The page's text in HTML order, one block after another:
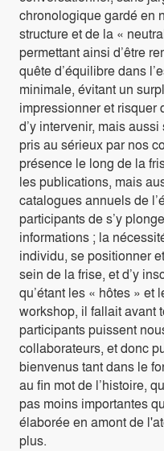
chronologique gardé en
structure et de la «
permettant ainsi d’être
quête d’équilibre dans
minimale, évitant un
impressionner et risquer
d’y intervenir, mais
pris au sérieux par nos
présence le long de la
les publications, mais
catalogues annuels de
participants de s’y
informations ; la
individu, se positionner
sein de la frise, et d’y
qu’étant les « hôtes » et
workshop, il fallait avant
participants puissent
collaborateurs, et donc
bienvenus tant dans le
au fin mot de l’histoire,
pas moins importantes
élaborée en amont de
plus.